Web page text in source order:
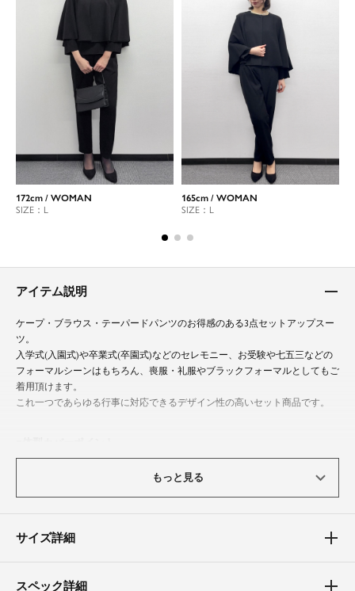
172cm / WOMAN
SIZE：L
165cm / WOMAN
SIZE：L
アイテム説明
ケープ・ブラウス・テーパードパンツのお得感のある3点セットアップスー
ツ。
入学式(入園式)や卒業式(卒園式)などのセレモニー、お受験や七五三などの
フォーマルシーンはもちろん、喪服・礼服やブラックフォーマルとしてもご
着用頂けます。
これ一つであらゆる行事に対応できるデザイン性の高いセット商品です。
ベーシックなデザインのブラウスは二の腕をしっかり隠してくれる袖丈で
す。
裾に向かってテーパードさせた美シルエットなパンツが、ヒップから太もも
もっと見る
サイズ詳細
スペック詳細